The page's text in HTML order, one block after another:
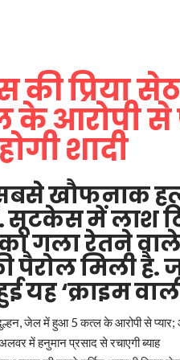
की प्रिया
आरोपी से
शादी
खौफनाक
सूटकेस में लाश
गला रेतने वाले
पैरोल मिली
‘क्राइम
में हनुमान प्रसाद से रचाएगी ब्याह